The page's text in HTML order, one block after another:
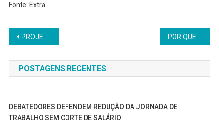
Fonte: Extra
Navegação
de
Post
PROJETO GARANTE ESTABILIDADE NO EMPREGO POR SEIS MESES PARA TRABALHADORA QUE DENUNCIA ASSÉDIO
POSTAGENS RECENTES
DEBATEDORES DEFENDEM REDUÇÃO DA JORNADA DE
TRABALHO SEM CORTE DE SALÁRIO